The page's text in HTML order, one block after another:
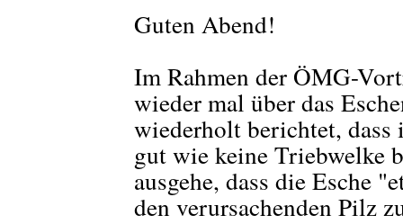
Guten Abend!
Im Rahmen der ÖMG-
wieder mal über das
wiederholt berichtet, dass
gut wie keine Triebwelke
ausgehe, dass die Esche
den verursachenden Pilz